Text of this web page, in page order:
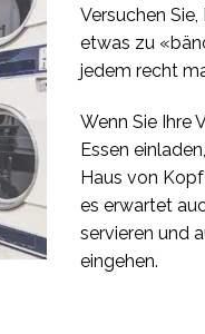
Versuchen
etwas zu
jedem recht
Wenn Sie Ihre
Essen
Haus von
es erwartet
servieren und
eingehen.